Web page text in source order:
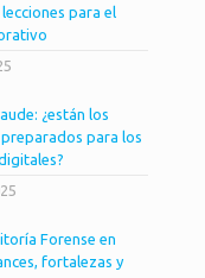
para el
¿están los
para los
Forense en
fortalezas y